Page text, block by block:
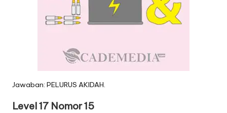
Jawaban: PELURUS AKIDAH.
Level 17 Nomor 15